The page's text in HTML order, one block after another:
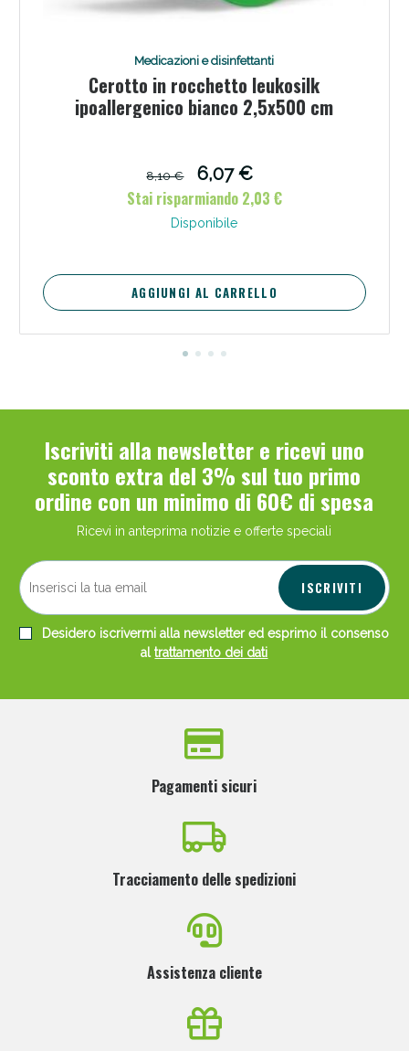
Medicazioni e disinfettanti
Cerotto in rocchetto leukosilk
ipoallergenico bianco 2,5x500 cm
8,10 €
6,07 €
Stai risparmiando 2,03 €
Disponibile
AGGIUNGI AL CARRELLO
Iscriviti alla newsletter e ricevi uno
sconto extra del 3% sul tuo primo
ordine con un minimo di 60€ di spesa
Ricevi in anteprima notizie e offerte speciali
ISCRIVITI
Desidero iscrivermi alla newsletter ed esprimo il consenso
altrattamento dei dati
Pagamenti sicuri
Tracciamento delle spedizioni
Assistenza cliente
Benessere Intestinale: Sconto fino al 55% valido